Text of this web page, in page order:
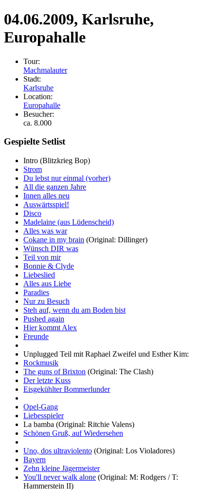
04.06.2009, Karlsruhe,
Europahalle
Tour:
Machmalauter
Stadt:
Karlsruhe
Location:
Europahalle
Besucher:
ca. 8.000
Gespielte Setlist
Intro (Blitzkrieg Bop)
Strom
Du lebst nur einmal (vorher)
All die ganzen Jahre
Innen alles neu
Auswärtsspiel!
Disco
Madelaine (aus Lüdenscheid)
Alles was war
Cokane in my brain (Original: Dillinger)
Wünsch DIR was
Teil von mir
Bonnie & Clyde
Liebeslied
Alles aus Liebe
Paradies
Nur zu Besuch
Steh auf, wenn du am Boden bist
Pushed again
Hier kommt Alex
Freunde
Unplugged Teil mit Raphael Zweifel und Esther Kim:
Rockmusik
The guns of Brixton (Original: The Clash)
Der letzte Kuss
Eisgekühlter Bommerlunder
Opel-Gang
Liebesspieler
La bamba (Original: Ritchie Valens)
Schönen Gruß, auf Wiedersehen
Uno, dos ultraviolento (Original: Los Violadores)
Bayern
Zehn kleine Jägermeister
You'll never walk alone (Original: M: Rodgers / T:
Hammerstein II)